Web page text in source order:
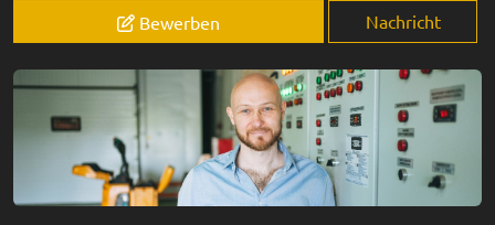
Bewerben Nachricht